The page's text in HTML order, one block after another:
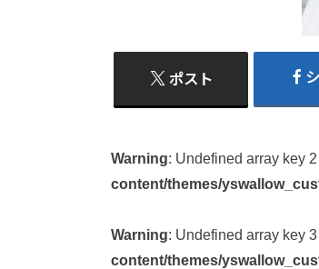
ポスト
Warning: Undefined array key
content/themes/
Warning: Undefined array key
content/themes/